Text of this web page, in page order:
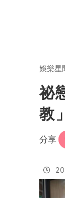
娛樂星
祕
教
分享